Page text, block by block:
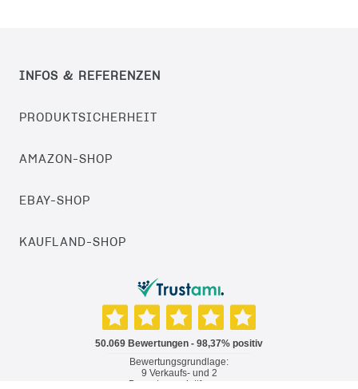
INFOS & REFERENZEN
PRODUKTSICHERHEIT
AMAZON-SHOP
EBAY-SHOP
KAUFLAND-SHOP